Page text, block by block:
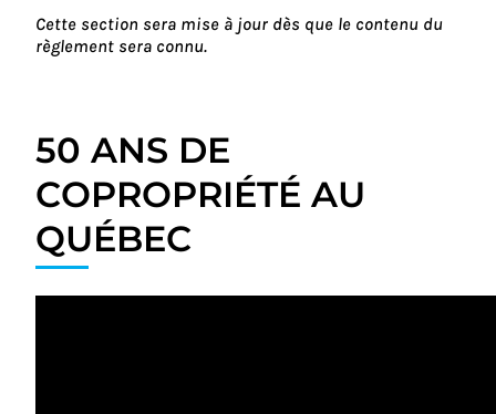
Cette section sera mise à jour dès que le contenu du
règlement sera connu.
50 ANS DE
COPROPRIÉTÉ AU
QUÉBEC